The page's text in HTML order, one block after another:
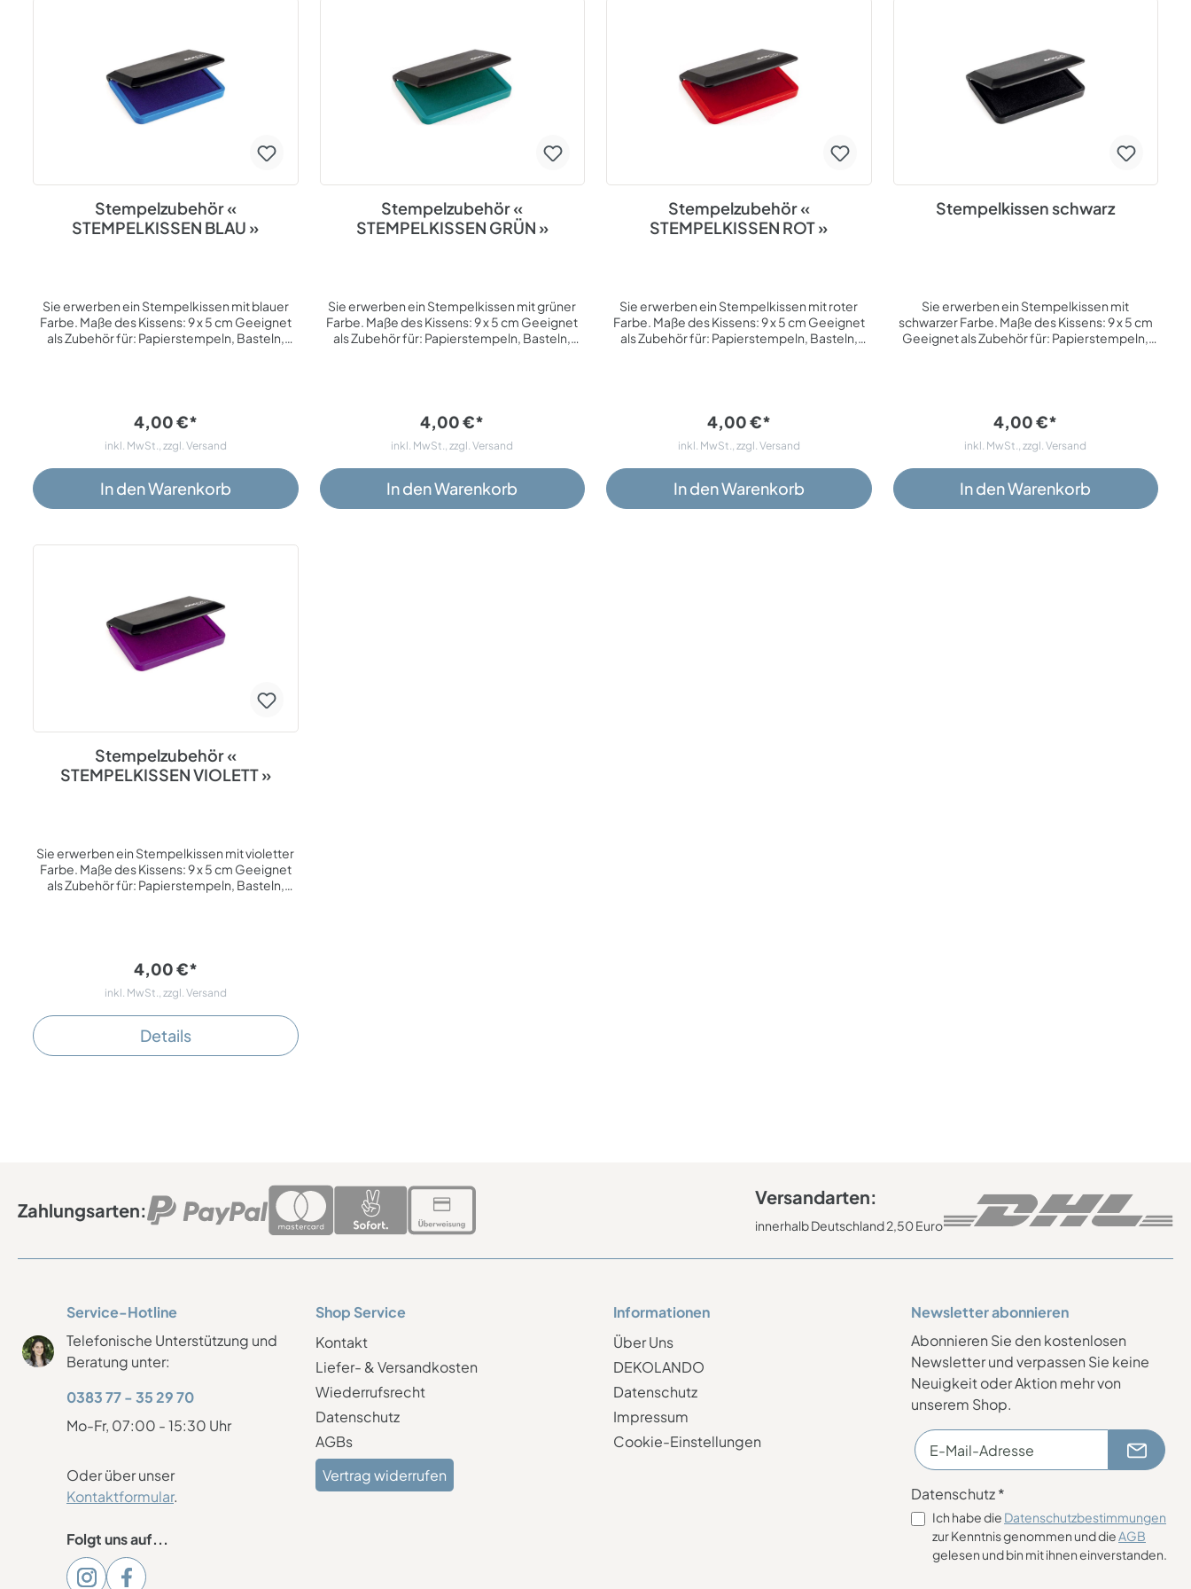
Stempelzubehör «
STEMPELKISSEN BLAU »
Sie erwerben ein Stempelkissen mit blauer
Farbe. Maße des Kissens: 9 x 5 cm Geeignet
als Zubehör für: Papierstempeln, Basteln,
4,00 €*
inkl. MwSt., zzgl. Versand
In den Warenkorb
Stempelzubehör «
STEMPELKISSEN GRÜN »
Sie erwerben ein Stempelkissen mit grüner
Farbe. Maße des Kissens: 9 x 5 cm Geeignet
als Zubehör für: Papierstempeln, Basteln,
4,00 €*
inkl. MwSt., zzgl. Versand
In den Warenkorb
Stempelzubehör «
STEMPELKISSEN ROT »
Sie erwerben ein Stempelkissen mit roter
Farbe. Maße des Kissens: 9 x 5 cm Geeignet
als Zubehör für: Papierstempeln, Basteln,
4,00 €*
inkl. MwSt., zzgl. Versand
In den Warenkorb
Stempelkissen schwarz
Sie erwerben ein Stempelkissen mit
schwarzer Farbe. Maße des Kissens: 9 x 5 cm
Geeignet als Zubehör für: Papierstempeln,
4,00 €*
inkl. MwSt., zzgl. Versand
In den Warenkorb
Stempelzubehör «
STEMPELKISSEN VIOLETT »
Sie erwerben ein Stempelkissen mit violetter
Farbe. Maße des Kissens: 9 x 5 cm Geeignet
als Zubehör für: Papierstempeln, Basteln,
4,00 €*
inkl. MwSt., zzgl. Versand
Details
Zahlungsarten:
Versandarten:
innerhalb Deutschland 2,50 Euro
Service-Hotline
Telefonische Unterstützung und
Beratung unter:
0383 77 - 35 29 70
Mo-Fr, 07:00 - 15:30 Uhr
Oder über unser
Kontaktformular.
Folgt uns auf...
Shop Service
Kontakt
Liefer- & Versandkosten
Wiederrufsrecht
Datenschutz
AGBs
Vertrag widerrufen
Informationen
Über Uns
DEKOLANDO
Datenschutz
Impressum
Cookie-Einstellungen
Newsletter abonnieren
Abonnieren Sie den kostenlosen
Newsletter und verpassen Sie keine
Neuigkeit oder Aktion mehr von
unserem Shop.
Datenschutz *
Ich habe die Datenschutzbestimmungen
zur Kenntnis genommen und dieAGB
gelesen und bin mit ihnen einverstanden.